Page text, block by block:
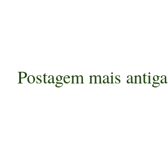
Postagem mais antiga